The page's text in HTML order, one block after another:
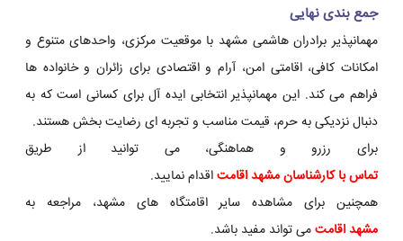
جمع بندی نهایی
مهمانپذیر برادران هاشمی مشهد با موقعیت مرکزی، واحدهای متنوع و
امکانات کافی، اقامتی امن، آرام و اقتصادی برای زائران و خانواده ها
فراهم می کند. این مهمانپذیر انتخابی ایده آل برای کسانی است که به
دنبال نزدیکی به حرم، قیمت مناسب و تجربه ای رضایت بخش هستند.
برای رزرو و هماهنگی، می توانید از طریق
تماس با کارشناسان مشهد اقامتاقدام نمایید.
همچنین برای مشاهده سایر اقامتگاه های مشهد، مراجعه به
مشهد اقامتمی تواند مفید باشد.